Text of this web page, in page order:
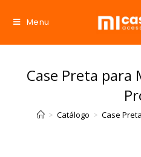
Menu
Case Preta para
> Catálogo > Case